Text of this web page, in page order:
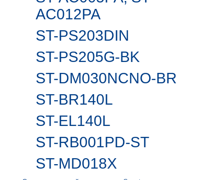
AC012PA
ST-PS203DIN
ST-PS205G-BK
ST-DM030NCNO-BR
ST-BR140L
ST-EL140L
ST-RB001PD-ST
ST-MD018X